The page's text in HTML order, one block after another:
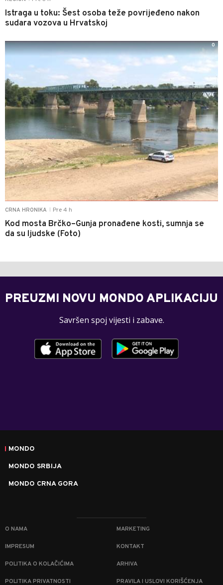
Istraga u toku: Šest osoba teže povrijeđeno nakon
sudara vozova u Hrvatskoj
CRNA HRONIKA Pre 4 h
Kod mosta Brčko–Gunja pronađene kosti, sumnja se
da su ljudske (Foto)
0
PREUZMI NOVU MONDO APLIKACIJU
Savršen spoj vijesti i zabave.
MONDO
MONDO SRBIJA
MONDO CRNA GORA
O NAMA MARKETING
IMPRESUM KONTAKT
POLITIKA O KOLAČIĆIMA ARHIVA
POLITIKA PRIVATNOSTI PRAVILA I USLOVI KORIŠĆENJA